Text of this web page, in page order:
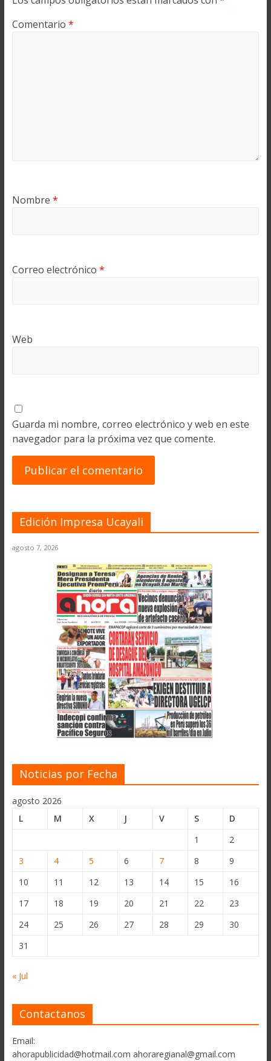
Comentario *
Nombre *
Correo electrónico *
Web
Guarda mi nombre, correo electrónico y web en este
navegador para la próxima vez que comente.
Edición Impresa Ucayali
agosto 7, 2026
Noticias por Fecha
agosto 2026
L
M X J V S
D
1
2
3
4 5 6 7 8
9
10
11 12 13 14 15
16
17
18 19 20 21 22
23
24
25 26 27 28 29
30
31
« Jul
Contactanos
Email:
ahorapublicidad@hotmail.com ahoraregianal@gmail.com